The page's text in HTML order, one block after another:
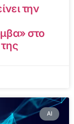
την
στο
AI